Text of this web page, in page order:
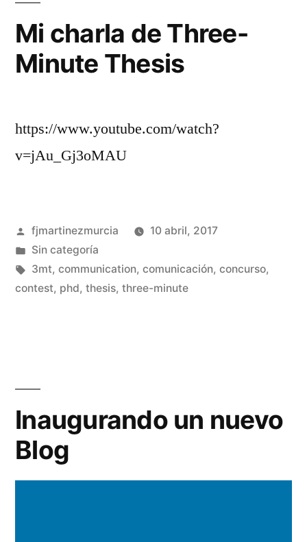
Mi charla de Three-
Minute Thesis
https://www.youtube.com/watch?
v=jAu_Gj3oMAU
Publicado
por
fjmartinezmurcia
10 abril, 2017
Publicado
en
Sin categoría
Etiquetas:
3mt, communication, comunicación, concurso,
contest, phd, thesis, three-minute
Inaugurando un nuevo
Blog